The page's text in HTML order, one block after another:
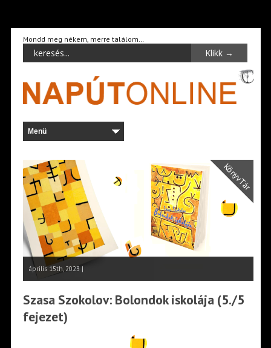
Mondd meg nékem, merre találom…
KönyvTár
április 15th, 2023 |
Szasa Szokolov: Bolondok ​iskolája (5./5
fejezet)